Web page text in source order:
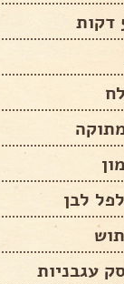
לבן
עגבניות